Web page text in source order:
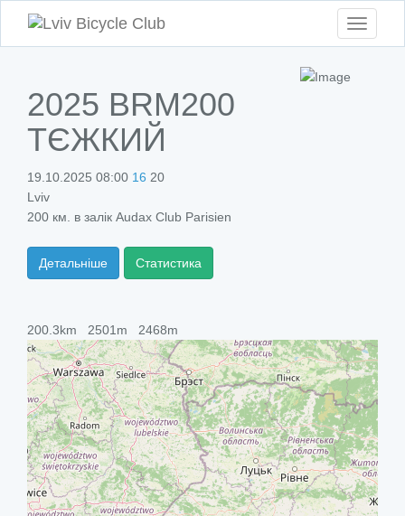
Toggle
2025 BRM200
ТЄЖКИЙ
19.10.2025 08:00 16 20
Lviv
200 км. в залік Audax Club Parisien
Детальніше Статистика
200.3km 2501m 2468m